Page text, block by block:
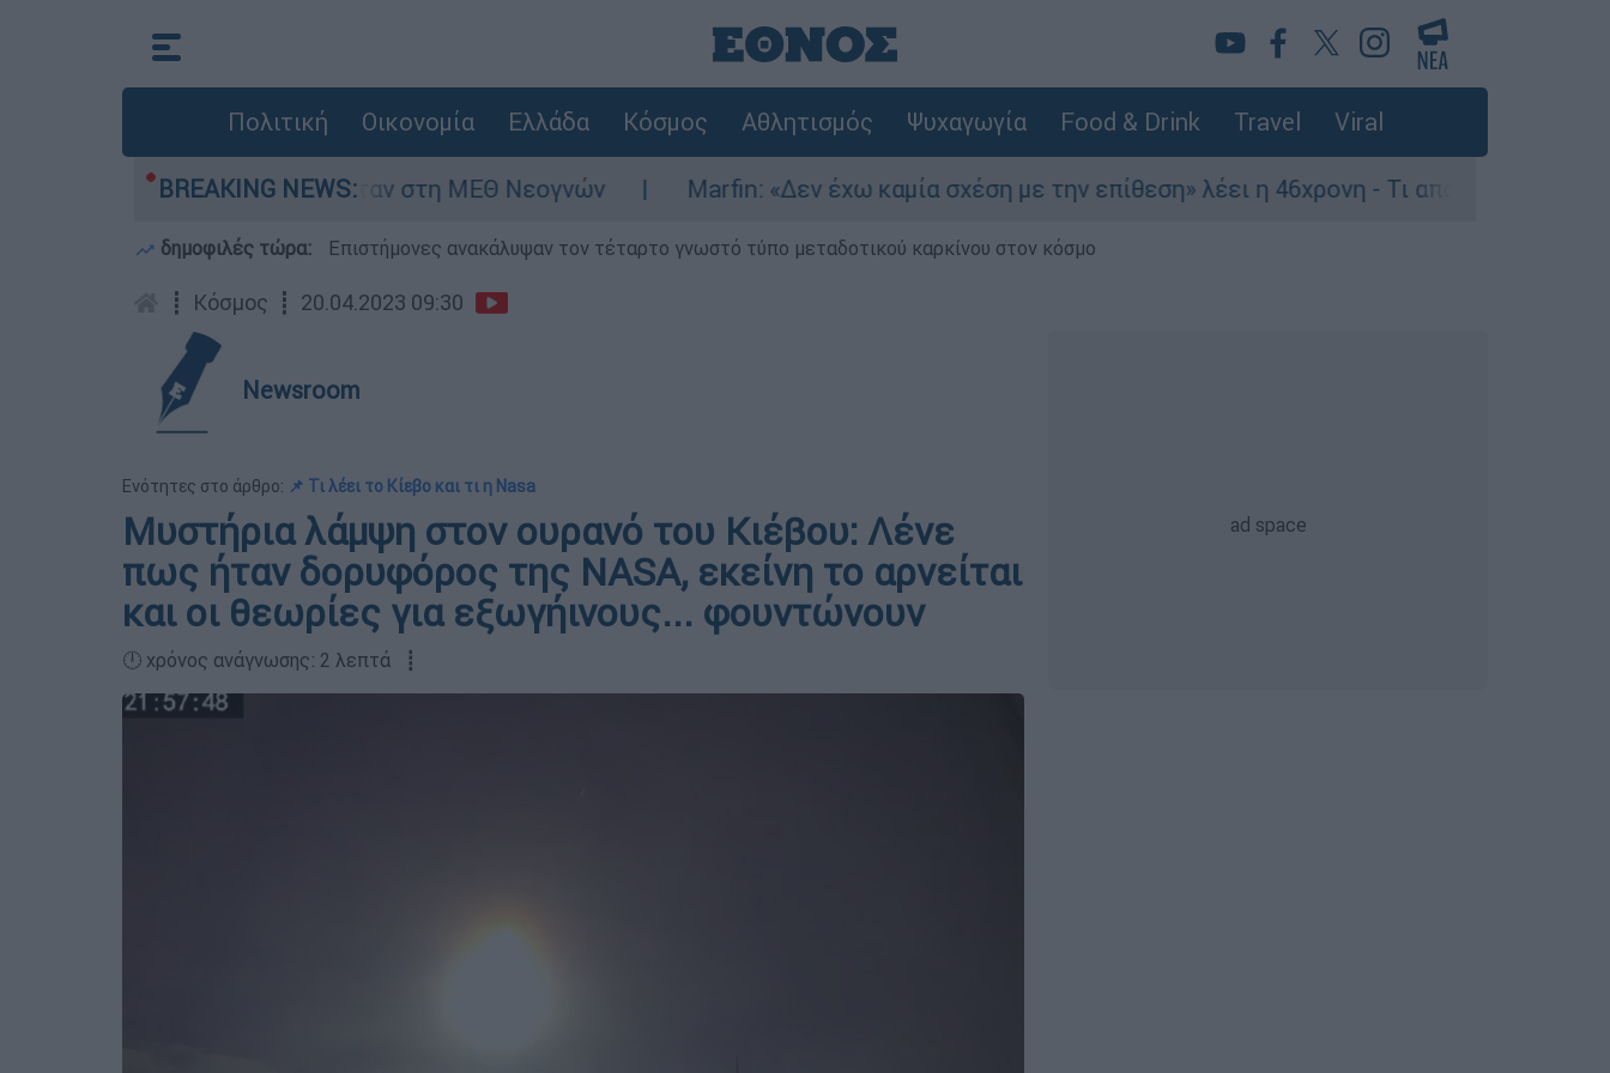
Πολιτική Οικονομία Ελλάδα Κόσμος Αθλητισμός Ψυχαγωγία Food & Drink Travel Viral
BREAKING NEWS:
8 ημερών - Νοσηλευόταν στη ΜΕΘ Νεογνών Marfin: «Δεν έχω καμία σχέση με την επίθεση» λέει η 46χρονη - Τι αποκάλυψε στους
δημοφιλές τώρα: Επιστήμονες ανακάλυψαν τον τέταρτο γνωστό τύπο μεταδοτικού καρκίνου στον κόσμο
┋ Κόσμος ┋ 20.04.2023 09:30
Newsroom
Ενότητες στο άρθρο: 📌 Τι λέει το Κίεβο και τι η Nasa
Μυστήρια λάμψη στον ουρανό του Κιέβου: Λένε
πως ήταν δορυφόρος της NASA, εκείνη το αρνείται
και οι θεωρίες για εξωγήινους... φουντώνουν
🕛 χρόνος ανάγνωσης: 2 λεπτά ┋